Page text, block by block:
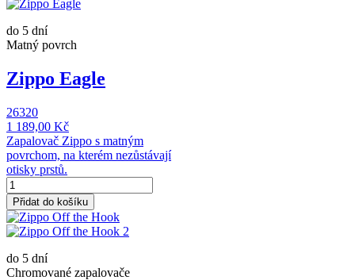
do 5 dní
Matný povrch
Zippo Eagle
26320
1 189,00 Kč
Zapalovač Zippo s matným
povrchom, na kterém nezůstávají
otisky prstů.
Přidat do košíku
do 5 dní
Chromované zapalovače